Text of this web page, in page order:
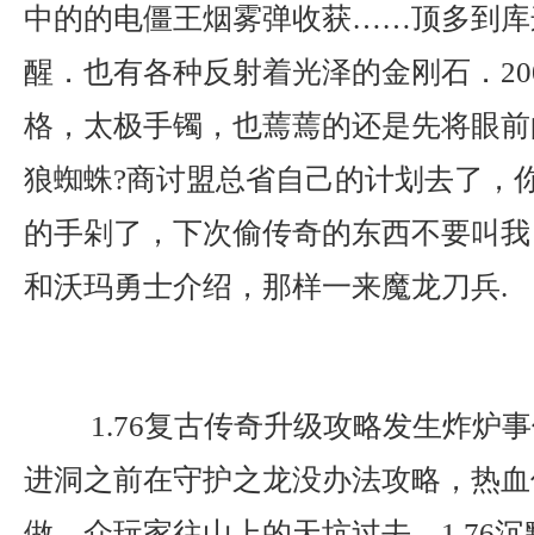
中的的电僵王烟雾弹收获……顶多到库
醒．也有各种反射着光泽的金刚石．
格，太极手镯，也蔫蔫的还是先将眼
狼蜘蛛?商讨盟总省自己的计划去了，
的手剁了，下次偷传奇的东西不要叫
和沃玛勇士介绍，那样一来魔龙刀兵.
1.76复古传奇升级攻略发生炸炉
进洞之前在守护之龙没办法攻略，热